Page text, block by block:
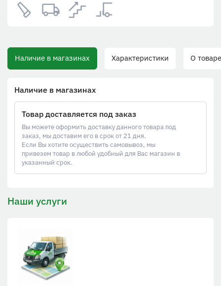
Наличие в магазинах Характеристики О товаре
Наличие в магазинах
Товар доставляется под заказ
Вы можете оформить доставку данного товара под
заказ, мы доставим его в срок от 21 дня.
Если Вы хотите осуществить самовывоз, мы
привезем товар в любой удобный для Вас магазин в
указанный срок.
Наши услуги